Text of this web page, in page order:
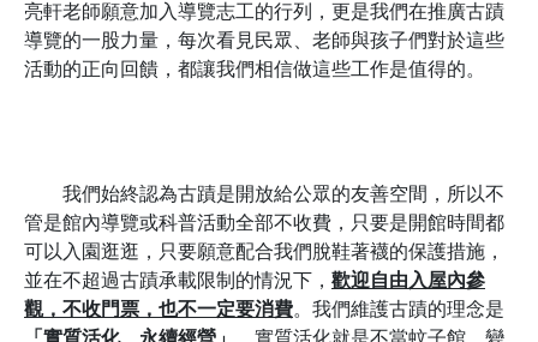
亮軒老師願意加入導覽志工的行列，更是我們在推廣古蹟
導覽的一股力量，每次看見民眾、老師與孩子們對於這些
活動的正向回饋，都讓我們相信做這些工作是值得的。
我們始終認為古蹟是開放給公眾的友善空間，所以不
管是館內導覽或科普活動全部不收費，只要是開館時間都
可以入園逛逛，只要願意配合我們脫鞋著襪的保護措施，
並在不超過古蹟承載限制的情況下， 歡迎自由入屋內參
觀，不收門票，也不一定要消費。我們維護古蹟的理念是